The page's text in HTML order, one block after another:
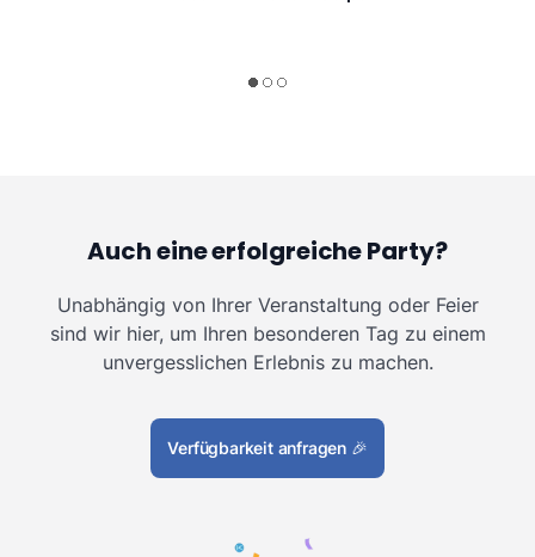
Auch eine erfolgreiche Party?
Unabhängig von Ihrer Veranstaltung oder Feier
sind wir hier, um Ihren besonderen Tag zu einem
unvergesslichen Erlebnis zu machen.
Verfügbarkeit anfragen 🎉